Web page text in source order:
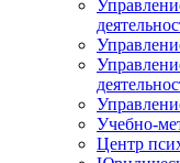
Учебно-
Центр